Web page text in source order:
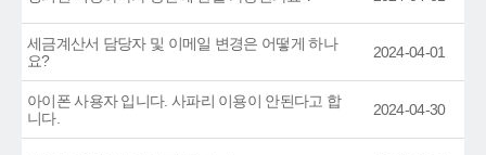
세금계산서 담당자 및 이메일 변경은 어떻게 하나
요?
2024-04-01
아이폰 사용자 입니다. 사파리 이용이 안된다고 합
니다.
2024-04-30